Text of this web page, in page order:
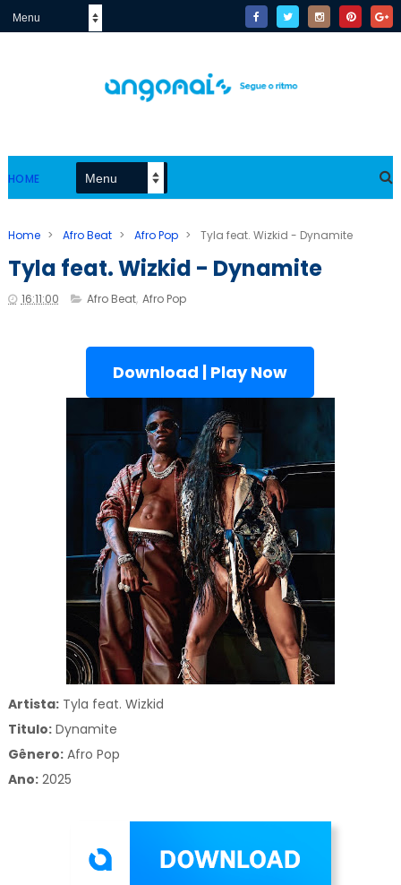
HOME
Home > Afro Beat > Afro Pop > Tyla feat. Wizkid - Dynamite
Tyla feat. Wizkid - Dynamite
16:11:00 Afro Beat, Afro Pop
Download | Play Now
Artista:Tyla feat. Wizkid
Titulo:Dynamite
Gênero: Afro Pop
Ano:2025